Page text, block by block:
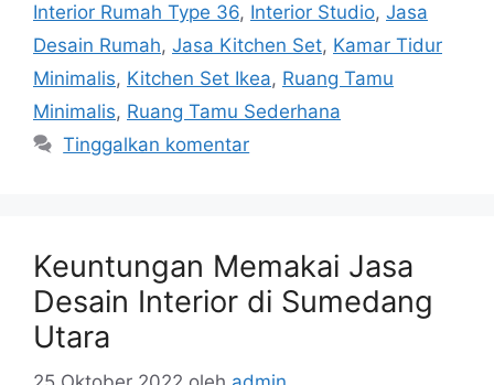
Interior Rumah Type 36, Interior Studio, Jasa
Desain Rumah, Jasa Kitchen Set, Kamar Tidur
Minimalis, Kitchen Set Ikea, Ruang Tamu
Minimalis, Ruang Tamu Sederhana
Tinggalkan komentar
Keuntungan Memakai Jasa
Desain Interior di Sumedang
Utara